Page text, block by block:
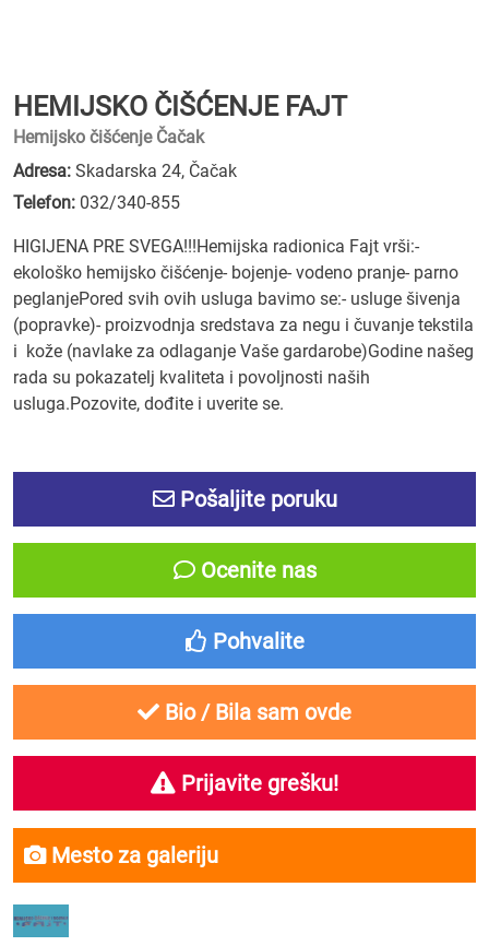
HEMIJSKO ČIŠĆENJE FAJT
Hemijsko čišćenje Čačak
Adresa: Skadarska 24, Čačak
Telefon: 032/340-855
HIGIJENA PRE SVEGA!!!Hemijska radionica Fajt vrši:-
ekološko hemijsko čišćenje- bojenje- vodeno pranje- parno
peglanjePored svih ovih usluga bavimo se:- usluge šivenja
(popravke)- proizvodnja sredstava za negu i čuvanje tekstila
i kože (navlake za odlaganje Vaše gardarobe)Godine našeg
rada su pokazatelj kvaliteta i povoljnosti naših
usluga.Pozovite, dođite i uverite se.
Pošaljite poruku
Ocenite nas
Pohvalite
Bio / Bila sam ovde
Prijavite grešku!
Mesto za galeriju